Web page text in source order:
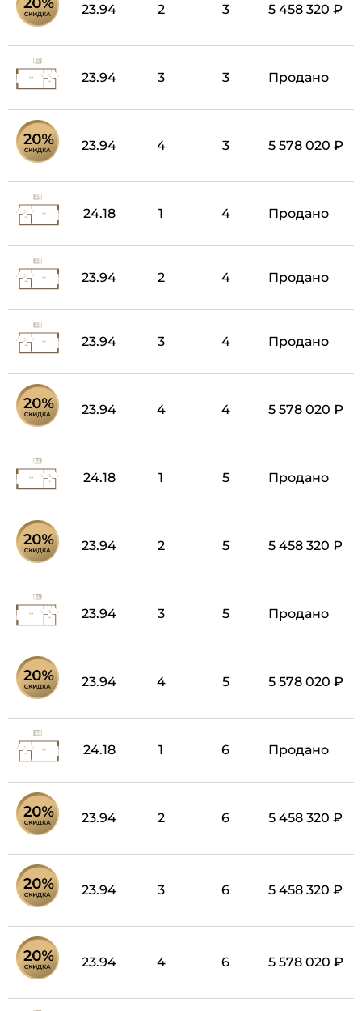
23.94 2 3 5 458 320 ₽
23.94 3 3 Продано
23.94 4 3 5 578 020 ₽
24.18 1 4 Продано
23.94 2 4 Продано
23.94 3 4 Продано
23.94 4 4 5 578 020 ₽
24.18 1 5 Продано
23.94 2 5 5 458 320 ₽
23.94 3 5 Продано
23.94 4 5 5 578 020 ₽
24.18 1 6 Продано
23.94 2 6 5 458 320 ₽
23.94 3 6 5 458 320 ₽
23.94 4 6 5 578 020 ₽